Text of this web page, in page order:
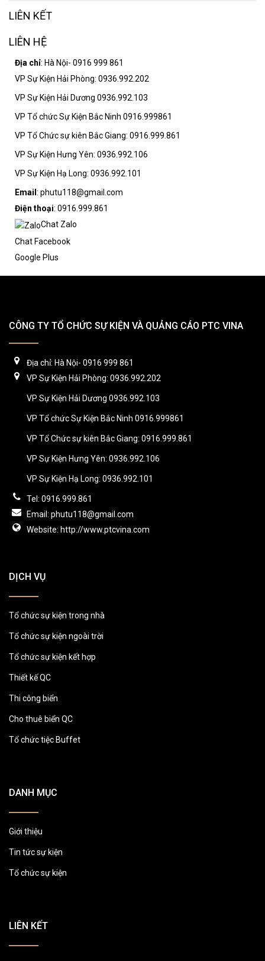
LIÊN KẾT
LIÊN HỆ
Địa chỉ: Hà Nội- 0916 999 861
VP Sự Kiện Hải Phòng: 0936.992.202
VP Sự Kiện Hải Dương 0936.992.103
VP Tổ chức Sự Kiện Bắc Ninh 0916.999861
VP Tổ Chức sự kiên Bắc Giang: 0916.999.861
VP Sự Kiện Hưng Yên: 0936.992.106
VP Sự Kiện Hạ Long: 0936.992.101
Email : phutu118@gmail.com
Điện thoại: 0916.999.861
Chat Zalo
Chat Facebook
Google Plus
CÔNG TY TỔ CHỨC SỰ KIỆN VÀ QUẢNG CÁO PTC VINA
Địa chỉ: Hà Nội- 0916 999 861
VP Sự Kiện Hải Phòng: 0936.992.202
VP Sự Kiện Hải Dương 0936.992.103
VP Tổ chức Sự Kiện Bắc Ninh 0916.999861
VP Tổ Chức sự kiên Bắc Giang: 0916.999.861
VP Sự Kiện Hưng Yên: 0936.992.106
VP Sự Kiện Hạ Long: 0936.992.101
Tel: 0916.999.861
Email: phutu118@gmail.com
Website: http://www.ptcvina.com
DỊCH VỤ
Tổ chức sự kiện trong nhà
Tổ chức sự kiện ngoài trời
Tổ chức sự kiện kết hợp
Thiết kế QC
Thi công biển
Cho thuê biển QC
Tổ chức tiệc Buffet
DANH MỤC
Giới thiệu
Tin tức sự kiện
Tổ chức sự kiện
LIÊN KẾT